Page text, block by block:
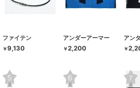
ファイテン
￥9,130
アンダーアーマー
￥2,200
アン
￥